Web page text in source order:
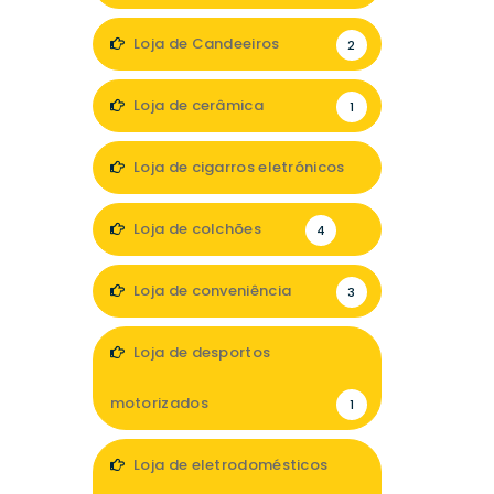
Loja de Candeeiros 2
Loja de cerâmica 1
Loja de cigarros eletrónicos
Loja de colchões 4
Loja de conveniência 3
Loja de desportos
motorizados 1
Loja de eletrodomésticos